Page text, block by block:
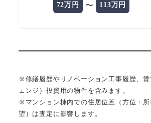
72万円 〜 113万円
※修繕履歴やリノベーション工事履歴、
ェンジ）投資用の物件を含みます。
※マンション棟内での住居位置（方位・
望）は査定に影響します。